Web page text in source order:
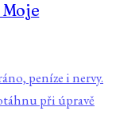
Moje
peníze i nervy.
při úpravě